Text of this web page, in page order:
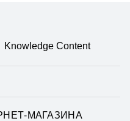
Knowledge Content
МАГАЗИНА